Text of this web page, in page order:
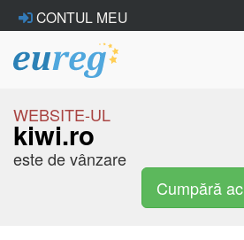
CONTUL MEU
WEBSITE-UL
kiwi.ro
este de vânzare
Cumpără